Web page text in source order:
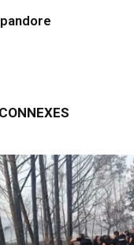
pandore